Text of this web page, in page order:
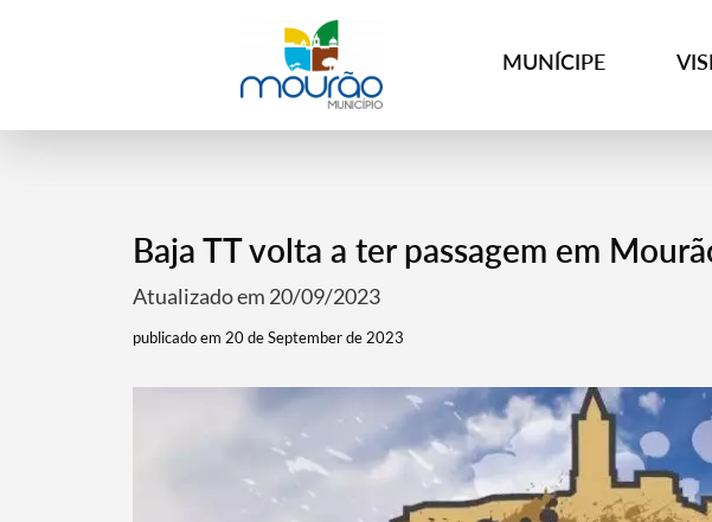
MUNÍCIPE
Baja TT volta a ter passagem em
Atualizado em 20/09/2023
publicado em 20 de September de 2023